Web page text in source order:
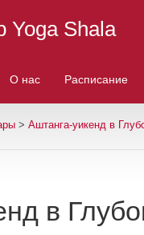
Yoga Shala
О нас Расписание
> Аштанга-уикенд в
в